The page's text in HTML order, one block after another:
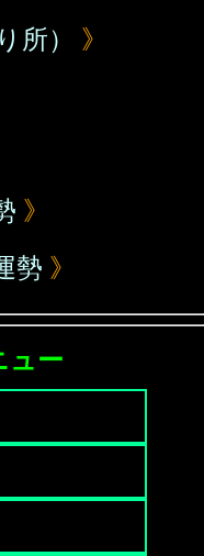
所）
》
》
勢 》
ュー